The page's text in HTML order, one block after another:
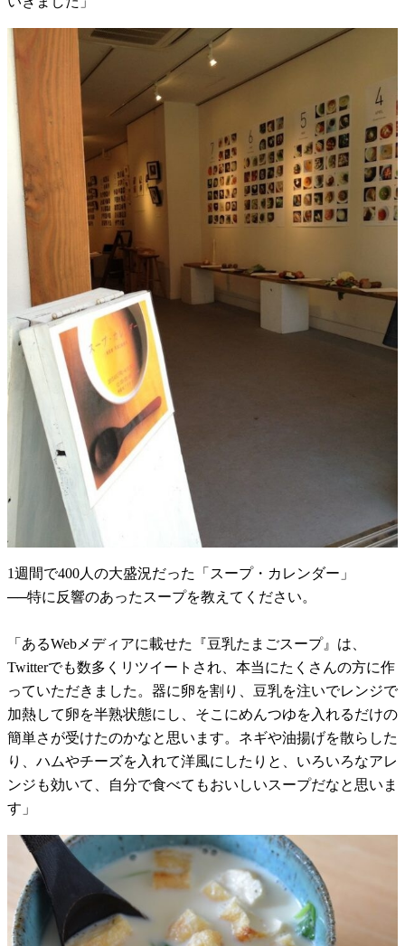
1週間で400人の大盛況だった「スープ・カレンダー」
──特に反響のあったスープを教えてください。
「あるWebメディアに載せた『豆乳たまごスープ』は、
Twitterでも数多くリツイートされ、本当にたくさんの方に作
っていただきました。器に卵を割り、豆乳を注いでレンジで
加熱して卵を半熟状態にし、そこにめんつゆを入れるだけの
簡単さが受けたのかなと思います。ネギや油揚げを散らした
り、ハムやチーズを入れて洋風にしたりと、いろいろなアレ
ンジも効いて、自分で食べてもおいしいスープだなと思いま
す」